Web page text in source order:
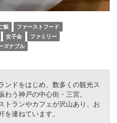
飯
ファーストフード
女子会
ファミリー
ズナブル
ンドをはじめ、数多くの観光ス
う神戸の中心街・三宮。
トランやカフェが沢山あり、お
連ねています。